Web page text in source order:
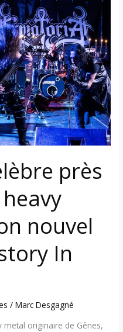
près
nouvel
In
/Marc Desgagné
metal originaire de Gênes,